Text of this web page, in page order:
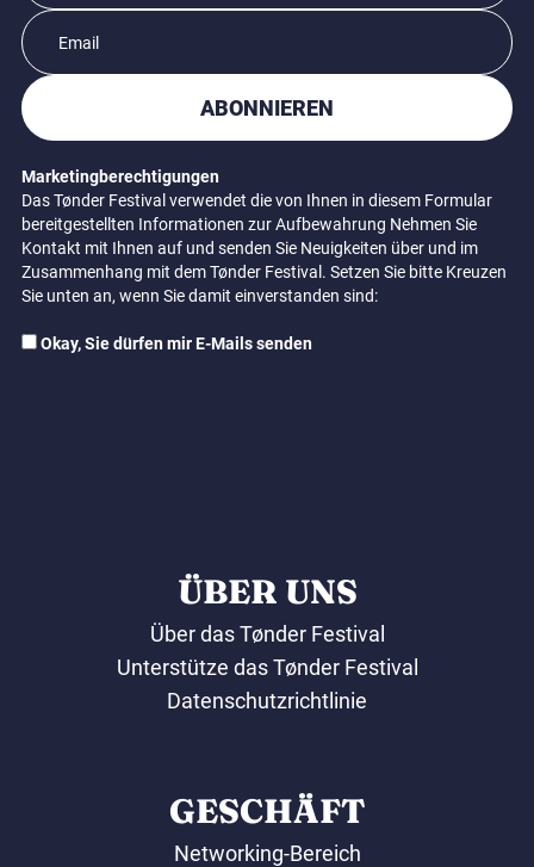
ABONNIEREN
Marketingberechtigungen
Das Tønder Festival verwendet die von Ihnen in diesem Formular
bereitgestellten Informationen zur Aufbewahrung Nehmen Sie
Kontakt mit Ihnen auf und senden Sie Neuigkeiten über und im
Zusammenhang mit dem Tønder Festival. Setzen Sie bitte Kreuzen
Sie unten an, wenn Sie damit einverstanden sind:
Okay, Sie dürfen mir E-Mails senden
ÜBER UNS
Über das Tønder Festival
Unterstütze das Tønder Festival
Datenschutzrichtlinie
GESCHÄFT
Networking-Bereich